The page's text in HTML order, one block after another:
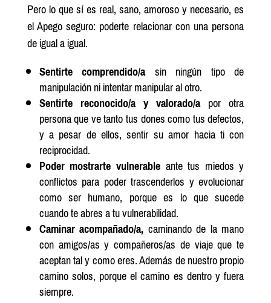
Pero lo que sí es real, sano, amoroso y necesario, es
el Apego seguro: poderte relacionar con una persona
de igual a igual.
Sentirte comprendido/asin ningún tipo de
manipulación ni intentar manipular al otro.
Sentirte reconocido/a y valorado/apor otra
persona que ve tanto tus dones como tus defectos,
y a pesar de ellos, sentir su amor hacia ti con
reciprocidad.
Poder mostrarte vulnerableante tus miedos y
conflictos para poder trascenderlos y evolucionar
como ser humano, porque es lo que sucede
cuando te abres a tu vulnerabilidad.
Caminar acompañado/a, caminando de la mano
con amigos/as y compañeros/as de viaje que te
aceptan tal y como eres. Además de nuestro propio
camino solos, porque el camino es dentro y fuera
siempre.